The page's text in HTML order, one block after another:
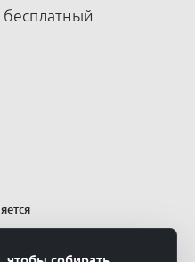
бесплатный